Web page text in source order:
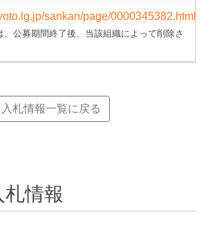
sankan/page/0000345382.html
公募期間終了後、当該組織によって削除さ
入札情報一覧に戻る
情報